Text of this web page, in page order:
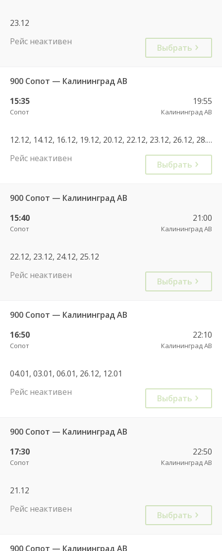
23.12
Рейс неактивен
Выбрать
900 Сопот — Калининград АВ
15:35
Сопот
19:55
Калининград АВ
12.12, 14.12, 16.12, 19.12, 20.12, 22.12, 23.12, 26.12, 28.12, 30.12, 02.01, 04.01, 06.01, 09.01, 10.01, 12.01, 13.01, 02.02, 03.02, 04.02, 05.02, 06.02, 08.02, 10.02, 11.02, 12.02, 13.02, 14.02, 16.02, 17.02, 18.02, 19.02, 20.02, 22.02, 24.02, 25.02, 26.02, 27.02, 28.02, 02.03, 03.03, 04.03, 05.03, 06.03, 08.03, 10.03, 11.03, 12.03, 13.03, 14.03, 16.03, 17.03, 18.03, 19.03, 20.03, 22.03, 24.03, 25.03, 26.03, 27.03, 28.03, 30.03, 31.03, 21.06
Рейс неактивен
Выбрать
900 Сопот — Калининград АВ
15:40
Сопот
21:00
Калининград АВ
22.12, 23.12, 24.12, 25.12
Рейс неактивен
Выбрать
900 Сопот — Калининград АВ
16:50
Сопот
22:10
Калининград АВ
04.01, 03.01, 06.01, 26.12, 12.01
Рейс неактивен
Выбрать
900 Сопот — Калининград АВ
17:30
Сопот
22:50
Калининград АВ
21.12
Рейс неактивен
Выбрать
900 Сопот — Калининград АВ